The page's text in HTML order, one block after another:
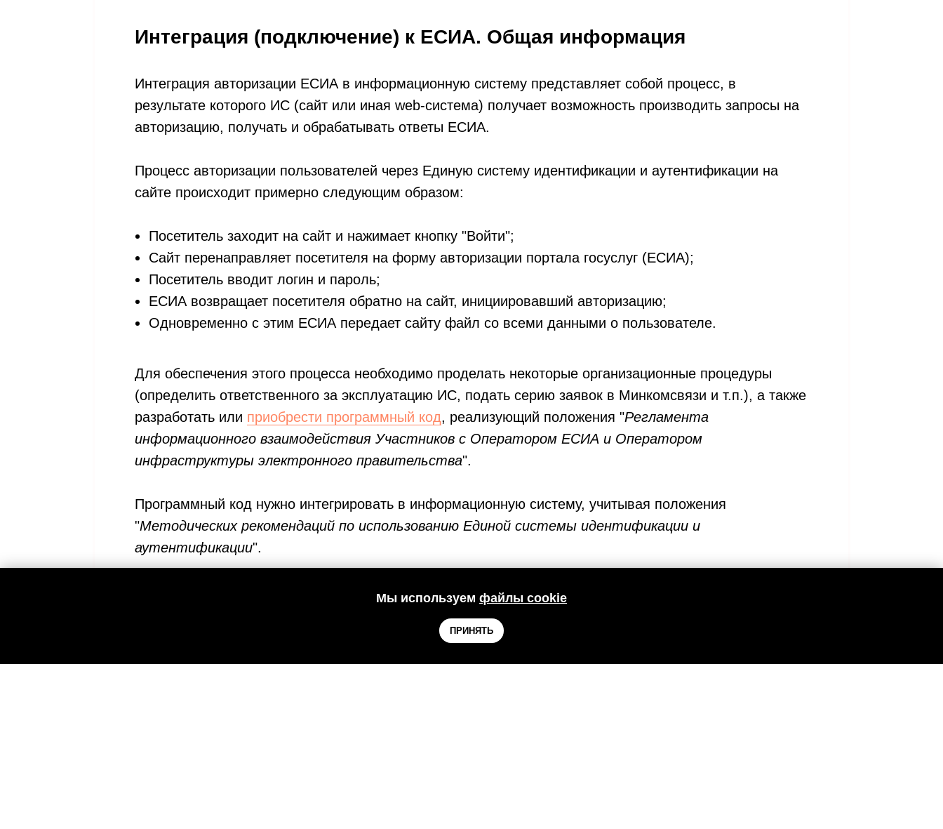
Интеграция (подключение) к ЕСИА. Общая информация
Интеграция авторизации ЕСИА в информационную систему представляет собой процесс, в
результате которого ИС (сайт или иная web-система) получает возможность производить запросы на
авторизацию, получать и обрабатывать ответы ЕСИА.
Процесс авторизации пользователей через Единую систему идентификации и аутентификации на
сайте происходит примерно следующим образом:
Посетитель заходит на сайт и нажимает кнопку "Войти";
Сайт перенаправляет посетителя на форму авторизации портала госуслуг (ЕСИА);
Посетитель вводит логин и пароль;
ЕСИА возвращает посетителя обратно на сайт, инициировавший авторизацию;
Одновременно с этим ЕСИА передает сайту файл со всеми данными о пользователе.
Для обеспечения этого процесса необходимо проделать некоторые организационные процедуры
(определить ответственного за эксплуатацию ИС, подать серию заявок в Минкомсвязи и т.п.), а также
разработать или приобрести программный код, реализующий положения "Регламента
информационного взаимодействия Участников с Оператором ЕСИА и Оператором
инфраструктуры электронного правительства".
Программный код нужно интегрировать в информационную систему, учитывая положения
"Методических рекомендаций по использованию Единой системы идентификации и
аутентификации".
Более детально процедура интеграции с ЕСИА описана в соответствующих разделах:
Интеграция с ЕСИА для коммерческих компаний
Мы используем файлы cookie
ПРИНЯТЬ